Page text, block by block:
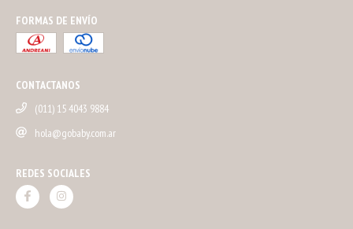
FORMAS DE ENVÍO
CONTACTANOS
(011) 15 4043 9884
hola@gobaby.com.ar
REDES SOCIALES